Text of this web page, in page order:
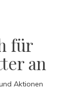
für
an
Aktionen